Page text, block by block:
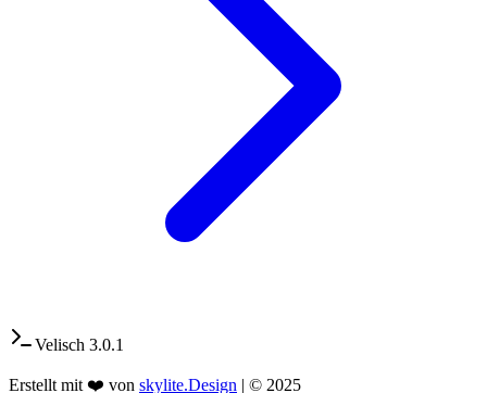
Velisch 3.0.1
Erstellt mit ❤️ von skylite.Design | © 2025